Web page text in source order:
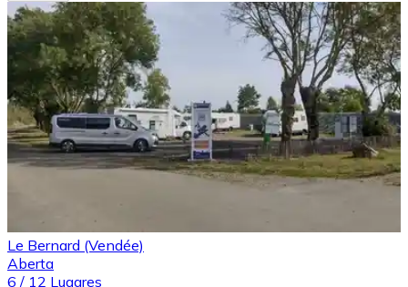
Le Bernard (Vendée)
Aberta
6 / 12 Lugares